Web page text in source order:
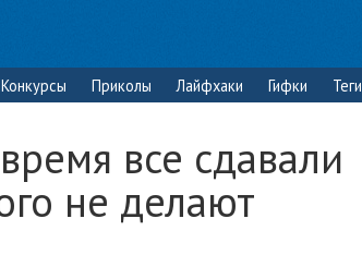
Конкурсы Приколы Лайфхаки Гифки Теги
все сдавали
не делают